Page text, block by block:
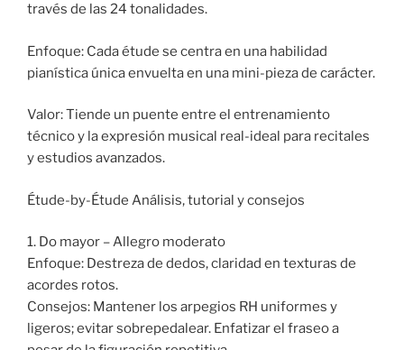
través de las 24 tonalidades.
Enfoque: Cada étude se centra en una habilidad
pianística única envuelta en una mini-pieza de carácter.
Valor: Tiende un puente entre el entrenamiento
técnico y la expresión musical real-ideal para recitales
y estudios avanzados.
Étude-by-Étude Análisis, tutorial y consejos
1. Do mayor – Allegro moderato
Enfoque: Destreza de dedos, claridad en texturas de
acordes rotos.
Consejos: Mantener los arpegios RH uniformes y
ligeros; evitar sobrepedalear. Enfatizar el fraseo a